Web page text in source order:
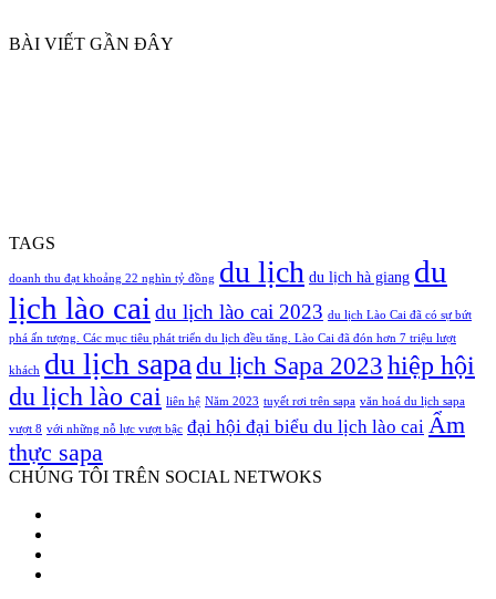
BÀI VIẾT GẦN ĐÂY
TAGS
doanh thu đạt khoảng 22 nghìn tỷ đồng du lịch du lịch hà giang du
lịch lào cai du lịch lào cai 2023 du lịch Lào Cai đã có sự bứt
phá ấn tượng. Các mục tiêu phát triển du lịch đều tăng. Lào Cai đã đón hơn 7 triệu lượt
khách du lịch sapa du lịch Sapa 2023 hiệp hội
du lịch lào cai liên hệ Năm 2023 tuyết rơi trên sapa văn hoá du lịch sapa
vượt 8 với những nỗ lực vượt bậc đại hội đại biểu du lịch lào cai Ẩm
thực sapa
CHÚNG TÔI TRÊN SOCIAL NETWOKS